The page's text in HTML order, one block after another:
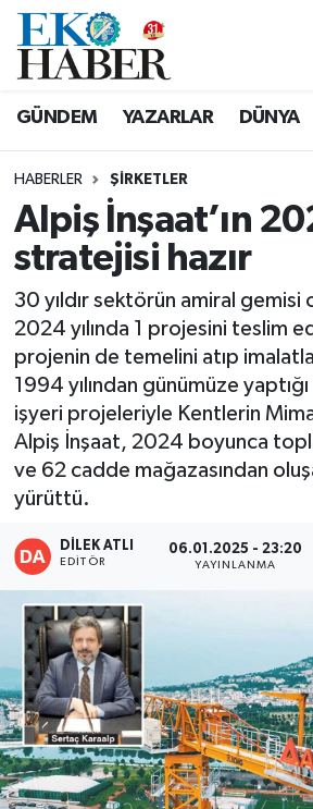
GÜNDEM YAZARLAR DÜNYA
HABERLER ŞIRKETLER
Alpiş İnşaat’ın
stratejisi hazır
30 yıldır sektörün amiral gemisi
2024 yılında 1 projesini teslim
projenin de temelini atıp
1994 yılından günümüze
işyeri projeleriyle Kentlerin
Alpiş İnşaat, 2024 boyunca
ve 62 cadde mağazasından
yürüttü.
DİLEK ATLI
EDITÖR
06.01.2025 - 23:20
YAYINLANMA
Hava Durumu
Süper Lig Puan Durumu ve
Tüm Manşetler
Son Dakika Haberleri
Haber Arşivi